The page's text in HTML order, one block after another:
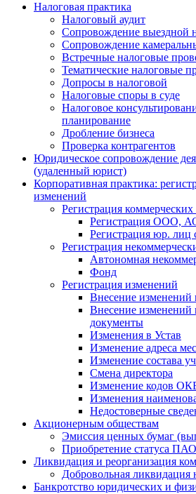
Налоговая практика
Налоговый аудит
Сопровождение выездной
Сопровождение
Встречные налоговые
Тематические налоговые
Допросы в налоговой
Налоговые споры в суде
Налоговое
планирование
Дробление бизнеса
Проверка контрагентов
Юридическое сопровождение
(удаленный юрист)
Корпоративная практика:
изменений
Регистрация
Регистрация ООО,
Регистрация юр. лиц
Регистрация
Автономная
Фонд
Регистрация изменений
Внесение
Внесение изменений
документы
Изменения в Устав
Изменение адреса
Изменение состава
Смена директора
Изменение кодов
Изменения
Недостоверные
Акционерным обществам
Эмиссия ценных бумаг
Приобретение статуса ПАО
Ликвидация и реорганизация
Добровольная
Банкротство юридических и